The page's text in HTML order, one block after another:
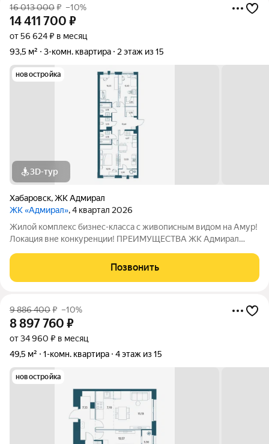
16 013 000₽ –10%
14 411 700 ₽
от 56 624 ₽ в месяц
93,5 м²
3-комн. квартира 2 этаж из 15
новостройка
3D-тур
Хабаровск,ЖК Адмирал
ЖК «Адмирал», 4 квартал 2026
Жилой комплекс бизнес-класса с живописным видом на Амур!
Локация вне конкуренции! ПРЕИМУЩЕСТВА ЖК Адмирал
Умный дом Панорамное остекление Собственная набережная
Топовое расположение О ЖИЛОМ
Позвонить
9 886 400₽ –10%
8 897 760 ₽
от 34 960 ₽ в месяц
49,5 м²
1-комн. квартира 4 этаж из 15
новостройка